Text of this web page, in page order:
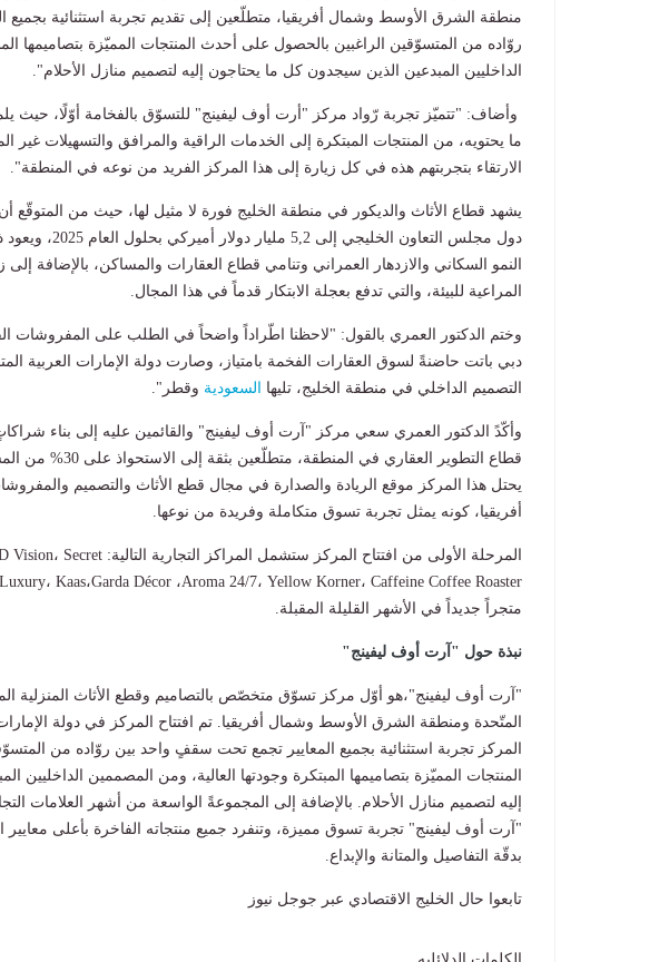
منطقة الشرق الأوسط وشمال أفريقيا، متطلّعين إلى تقديم تجربة استثنائية
روّاده من المتسوّقين الراغبين بالحصول على أحدث المنتجات المميّزة بتصاميمها
الداخليين المبدعين الذين سيجدون كل ما يحتاجون إليه لتصميم منازل الأحلام"
.
وأضاف: "تتميّز تجربة رّواد مركز "أرت أوف ليفينج" للتسوّق بالفخامة أوّلًا، حيث
ما يحتويه، من المنتجات المبتكرة إلى الخدمات الراقية والمرافق والتسهيلات
الارتقاء بتجربتهم هذه في كل زيارة إلى هذا المركز الفريد من نوعه في المنطقة"
.
يشهد قطاع الأثاث والديكور في منطقة الخليج فورة لا مثيل لها، حيث من
دول مجلس التعاون
النمو السكاني والازدهار العمراني وتنامي قطاع العقارات والمساكن، بالإضافة
المراعية للبيئة، والتي تدفع بعجلة الابتكار قدماً في هذا المجال.
وختم الدكتور العمري بالقول: "لاحظنا اطّراداً واضحاً في الطلب على المفروشات
دبي باتت حاضنةً لسوق العقارات الفخمة بامتياز، وصارت دولة الإمارات العربية
التصميم الداخلي في منطقة الخليج، تليها
السعودية وقطر "
.
وأكّدً الدكتور العمري سعي مركز "آرت أوف ليفينج" والقائمين عليه إلى بناء
قطاع التطوير العقاري
يحتل هذا المركز موقع الريادة والصدارة في مجال قطع الأثاث والتصميم
أفريقيا، كونه يمثل تجربة تسوق متكاملة وفريدة من نوعها.
المرحلة الأولى من افتتاح المركز ستشمل المراكز التجارية التالية: Dimora
Vision، Secret
، Kaas،Garda Décor ،Aroma 24/7، Yellow Korner، Caffeine Coffee Roaster
متجراً جديداً في الأشهر القليلة المقبلة.
نبذة حول "آرت أوف ليفينج"
" آرت أوف ليفينج"،هو أوّل مركز تسوّق متخصّص بالتصاميم وقطع الأثاث المنزلية
المركز تجربة استثنائية بجميع المعايير تجمع تحت سقفٍ واحد بين روّاده من
المنتجات المميّزة بتصاميمها المبتكرة وجودتها العالية، ومن المصممين
إليه لتصميم منازل الأحلام. بالإضافة إلى المجموعةً الواسعة من أشهر العلامات
"آرت أوف ليفينج" تجربة تسوق مميزة، وتنفرد جميع منتجاته الفاخرة بأعلى معايير
بدقّة التفاصيل والمتانة والإبداع.
تابعوا حال الخليج الاقتصادي عبر جوجل نيوز